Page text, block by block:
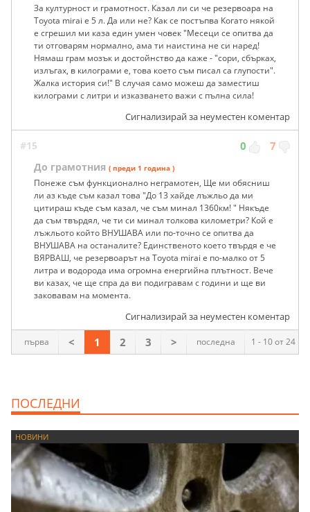
За културност и грамотност. Казал ли си че резервоара на
Toyota mirai е 5 л. Да или не? Как се постъпва Когато някой
е сгрешил ми каза един умен човек "Месеци се опитва да
ти отговарям нормално, ама ти наистина не си наред!
Нямаш грам мозък и достойнство да каже - "сори, сбърках,
излъгах, в килограми е, това което съм писал са глупости".
Жалка история си!" В случая само можеш да заместиш
килограми с литри и изказването важи с пълна сила!
Сигнализирай за неуместен коментар
#15 0 7
До грамотния ( преди 1 година )
Понеже съм функционално неграмотен, Ще ми обясниш
ли аз къде съм казал това "До 13 хайде лъжльо да ми
цитираш къде съм казал, че съм минал 1360км! " Някъде
да съм твърдял, че ти си минал толкова километри? Кой е
лъжльото който ВНУШАВА или по-точно се опитва да
ВНУШАВА на останалите? Единственото което твърдя е че
ВЯРВАШ, че резервоарът на Toyota mirai е по-малко от 5
литра и водорода има огромна енергийна плътност. Вече
ви казах, че ще спра да ви подигравам с години и ще ви
заковавам на момента.
Сигнализирай за неуместен коментар
1 - 10 от 24
първа < 1 2 3 > последна
ПОСЛЕДНИ
НОВИНИ